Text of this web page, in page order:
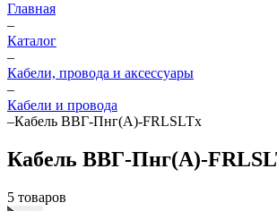
Главная
–
Каталог
–
Кабели, провода и аксессуары
–
Кабели и провода
–Кабель ВВГ-Пнг(А)-FRLSLTx
Кабель ВВГ-Пнг(А)-
5 товаров